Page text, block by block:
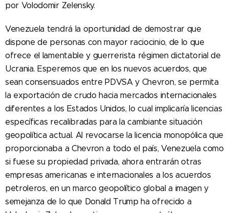
por Volodomir Zelensky.
Venezuela tendrá la oportunidad de demostrar que
dispone de personas con mayor raciocinio, de lo que
ofrece el lamentable y guerrerista régimen dictatorial de
Ucrania. Esperemos que en los nuevos acuerdos, que
sean consensuados entre PDVSA y Chevron, se permita
la exportación de crudo hacia mercados internacionales
diferentes a los Estados Unidos, lo cual implicaría licencias
específicas recalibradas para la cambiante situación
geopolítica actual. Al revocarse la licencia monopólica que
proporcionaba a Chevron a todo el país, Venezuela como
si fuese su propiedad privada, ahora entrarán otras
empresas americanas e internacionales a los acuerdos
petroleros, en un marco geopolítico global a imagen y
semejanza de lo que Donald Trump ha ofrecido a